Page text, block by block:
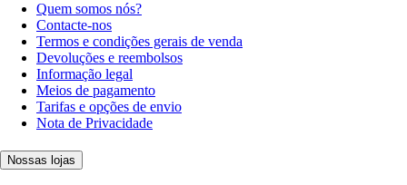
Quem somos nós?
Contacte-nos
Termos e condições gerais de venda
Devoluções e reembolsos
Informação legal
Meios de pagamento
Tarifas e opções de envio
Nota de Privacidade
Nossas lojas